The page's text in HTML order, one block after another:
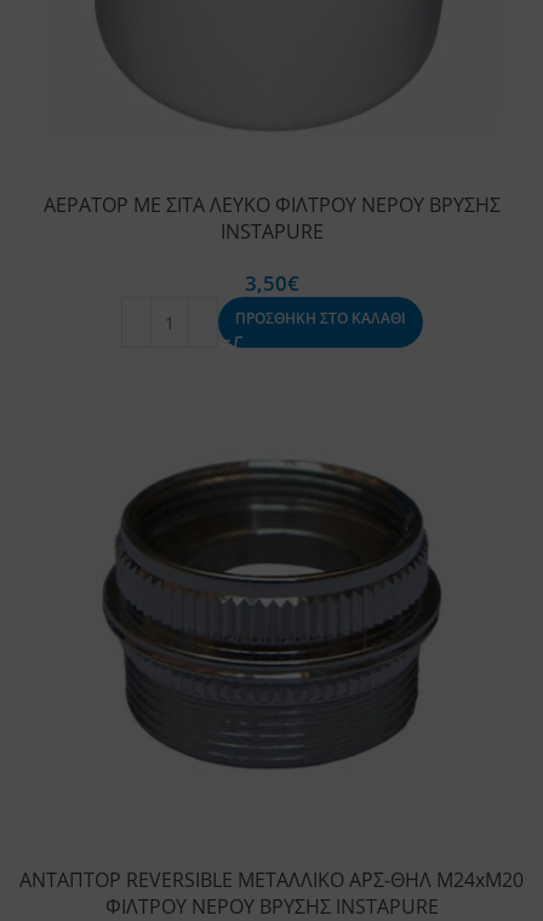
ΑΕΡΑΤΟΡ ΜΕ ΣΙΤΑ ΛΕΥΚΟ ΦΙΛΤΡΟΥ ΝΕΡΟΥ ΒΡΥΣΗΣ
INSTAPURE
3,50€
ΠΡΟΣΘΗΚΗ ΣΤΟ ΚΑΛΑΘΙ
ΑΝΤΑΠΤΟΡ REVERSIBLE ΜΕΤΑΛΛΙΚΟ ΑΡΣ-ΘΗΛ Μ24xΜ20
ΦΙΛΤΡΟΥ ΝΕΡΟΥ ΒΡΥΣΗΣ INSTAPURE